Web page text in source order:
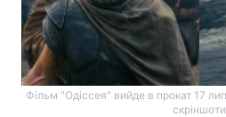
Фільм "Одіссея" вийде в прокат 17
скріншоти